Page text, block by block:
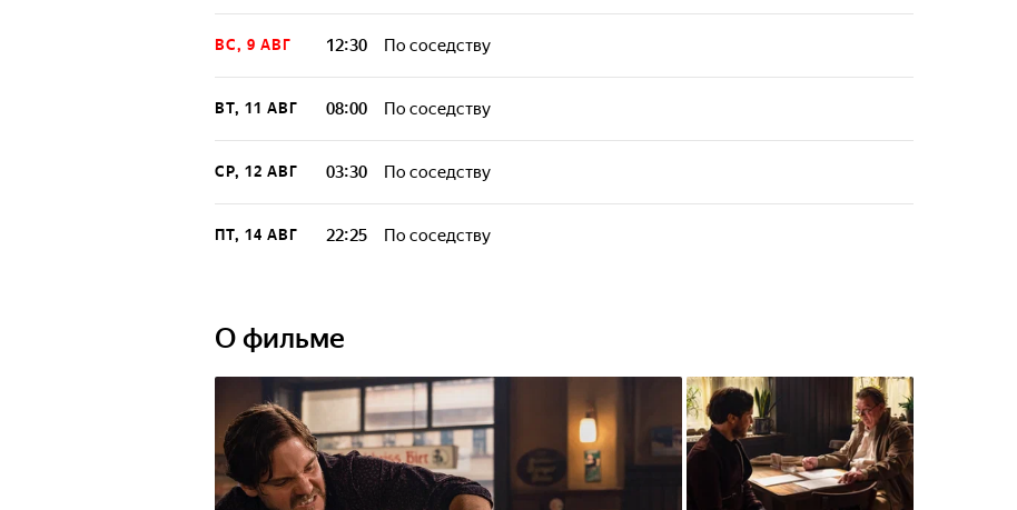
ВС, 9 АВГ 12:30 По соседству
ВТ, 11 АВГ 08:00 По соседству
СР, 12 АВГ 03:30 По соседству
ПТ, 14 АВГ 22:25 По соседству
О фильме